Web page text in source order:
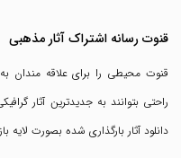
قنوت رسانه اشتراک آثار مذهبی
قنوت محیطی را برای علاقه مندان
راحتی بتوانند به جدیدترین آثار
دانلود آثار بارگذاری شده بصورت لایه